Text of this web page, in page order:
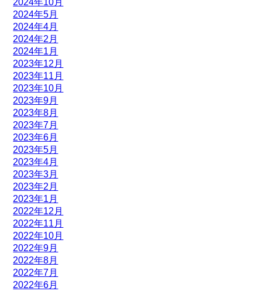
2024年10月
2024年5月
2024年4月
2024年2月
2024年1月
2023年12月
2023年11月
2023年10月
2023年9月
2023年8月
2023年7月
2023年6月
2023年5月
2023年4月
2023年3月
2023年2月
2023年1月
2022年12月
2022年11月
2022年10月
2022年9月
2022年8月
2022年7月
2022年6月